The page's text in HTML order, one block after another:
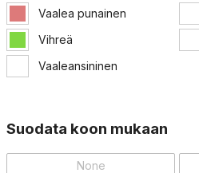
Vaalea punainen
Vihreä
Vaaleansininen
Suodata koon mukaan
None